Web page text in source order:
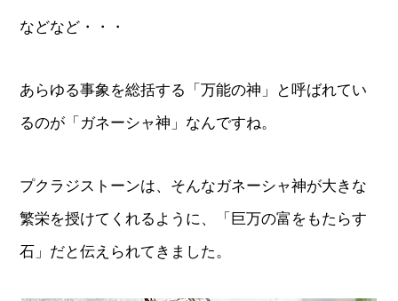
などなど・・・
あらゆる事象を総括する「万能の神」と呼ばれてい
るのが「ガネーシャ神」なんですね。
プクラジストーンは、そんなガネーシャ神が大きな
繁栄を授けてくれるように、「巨万の富をもたらす
石」だと伝えられてきました。